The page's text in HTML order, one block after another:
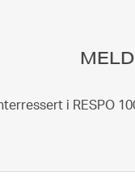
i RESPO